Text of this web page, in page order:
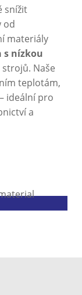
snížit
od
materiály
s nízkou
Naše
teplotám,
ideální pro
a